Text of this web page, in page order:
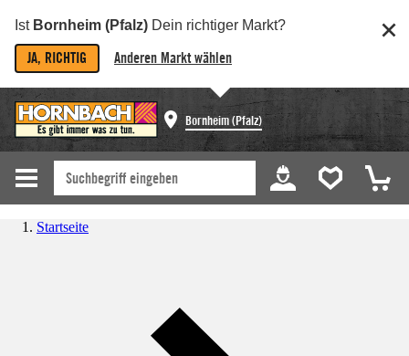
Ist Bornheim (Pfalz) Dein richtiger Markt?
JA, RICHTIG Anderen Markt wählen
Bornheim (Pfalz)
Startseite